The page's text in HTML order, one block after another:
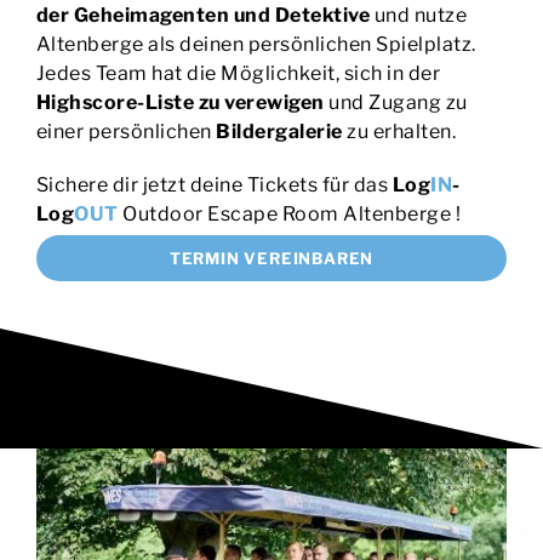
der Geheimagenten und Detektive und nutze
Altenberge als deinen persönlichen Spielplatz.
Jedes Team hat die Möglichkeit, sich in der
Highscore-Liste zu verewigen und Zugang zu
einer persönlichen Bildergalerie zu erhalten.
Sichere dir jetzt deine Tickets für das Log IN-
LogOUT Outdoor Escape Room Altenberge !
TERMIN VEREINBAREN